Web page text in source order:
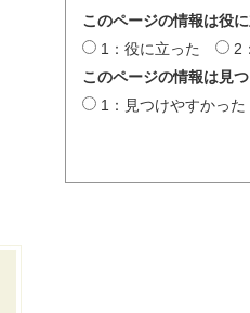
このページの情報は役
1：役に立った
2
このページの情報は見
1：見つけやすかった